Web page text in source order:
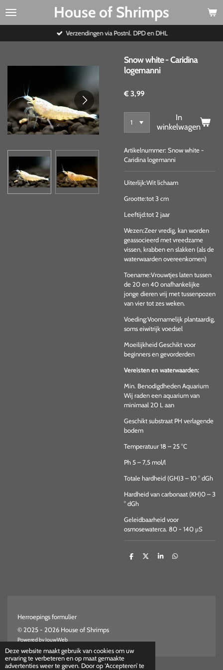
Deze website maakt gebruik van cookies om uw
ervaring te verbeteren en op maat gemaakte
advertenties weer te geven. Door op ‘Accepteren’ te
Ga
House of Shrimps
Verzendingen via Postnl. DPD en DHL
Snow white - Caridina
logemanni
€ 3,99
In
winkelwagen
Artikelnummer: Snow white -
Caridina logemanni
Uiterlijk:Wit lichaam
Grootte:tot 3 cm
Leeftijd:tot 2 jaar
Wezen:Zeer vredig, kan worden
geassocieerd met vreedzame
vissen, krabben en slakken (als de
waterwaarden overeenkomen)
Toename:Vrouwtjes laten tussen
de 20 en 40 onafhankelijke
jonge dieren vrij met tussenpozen
van vier tot zes weken.
Voeding:Voornamelijk plantaardig,
soms eiwitrijk voedsel
Moeilijkheid Geschikt voor
beginners en gevorderden
Vereisten en waterwaarden:
Min. Benodigdheden Aquarium
Wij raden een aquarium van
minimaal 20 L aan
Geschikt substraat PH verlagende
bodem
Temperatuur 18 – 25 °C
Ph 5 – 7,5 mol/l
Totale hardheid (GH)3 – 10 ° dGh
Hardheid van carbonaat (KH)0 – 3
° dGh
Geleidbaarheid voor
osmosewaterca. 80 - 140 μS
D
D
S
D
Herroepings formulier
© 2025 - 2026 House of Shrimps
Powered by JouwWeb